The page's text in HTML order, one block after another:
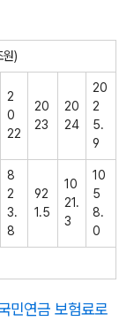
)
2
0
22
20
23
20
24
20
2
5.
9
8
2
3.
8
92
1.5
10
21.
3
10
5
8.
0
민연금 보험료로